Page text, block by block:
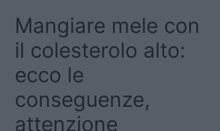
Mangiare mele con
il colesterolo alto:
ecco le
conseguenze,
attenzione